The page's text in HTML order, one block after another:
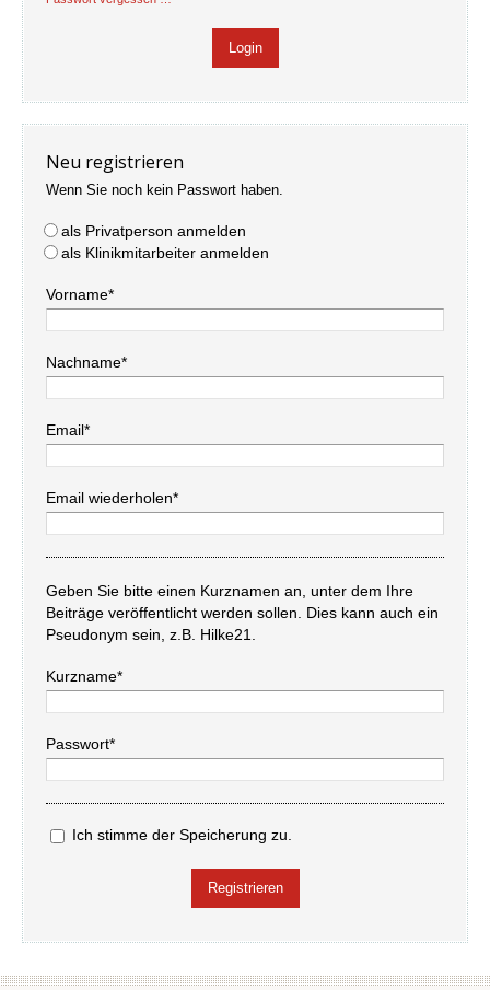
Neu registrieren
Wenn Sie noch kein Passwort haben.
als Privatperson anmelden
als Klinikmitarbeiter anmelden
Vorname*
Nachname*
Email*
Email wiederholen*
Geben Sie bitte einen Kurznamen an, unter dem Ihre
Beiträge veröffentlicht werden sollen. Dies kann auch ein
Pseudonym sein, z.B. Hilke21.
Kurzname*
Passwort*
Ich stimme der Speicherung zu.